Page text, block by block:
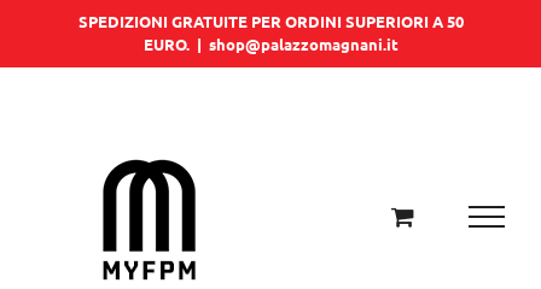
SPEDIZIONI GRATUITE PER ORDINI SUPERIORI A 50
EURO. | shop@palazzomagnani.it